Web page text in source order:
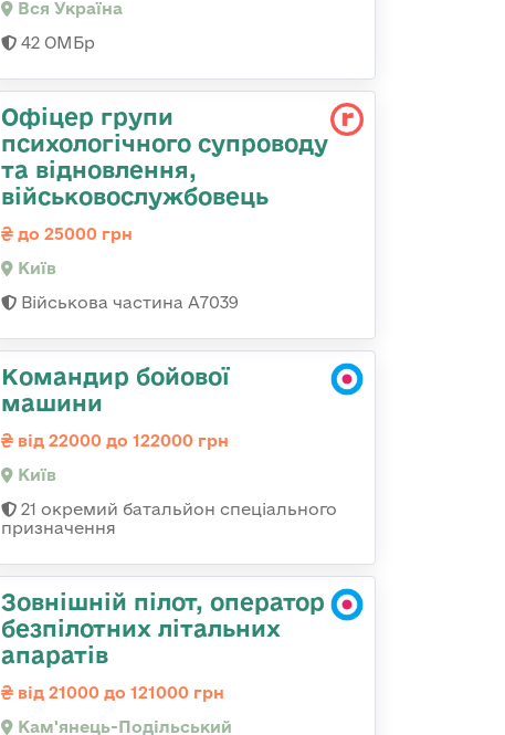
Вся Україна
42 ОМБр
Офіцер групи
психологічного супроводу
та відновлення,
військовослужбовець
до 25000 грн
Київ
Військова частина А7039
Командир бойової
машини
від 22000 до 122000 грн
Київ
21 окремий батальйон спеціального
призначення
Зовнішній пілот, оператор
безпілотних літальних
апаратів
від 21000 до 121000 грн
Кам'янець-Подільський